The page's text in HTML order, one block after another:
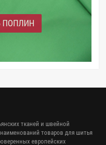
ПОПЛИН
тканей и швейной
товаров для шитья
европейских